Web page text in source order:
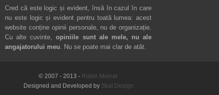
Cred că este logic și evident, însă în cazul în care
nu este logic și evident pentru toată lumea: acest
website conține opinii personale, nu de organizație.
Cu alte cuvinte,opiniile sunt ale mele, nu ale
angajatorului meu. Nu se poate mai clar de atât.
© 2007 - 2013 - Robin Molnar
Designed and Developed by Skat Design